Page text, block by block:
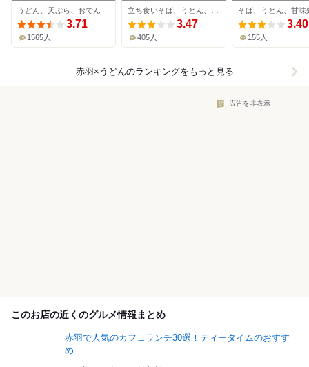
うどん、天ぷら、おでん
3.71
1565人
3.47
405人
そば、うどん、甘味
3.40
155人
赤羽×うどんのランキングをもっと見る
広告を非表示
このお店の近くのグルメ情報まとめ
赤羽で人気のカフェランチ30選！ティータイムのおすす
め...